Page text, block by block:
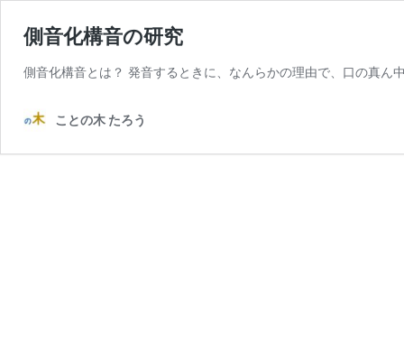
側音化構音の研究
側音化構音とは？ 発音するときに、なんらかの理由で、口の真
ことの木 たろう